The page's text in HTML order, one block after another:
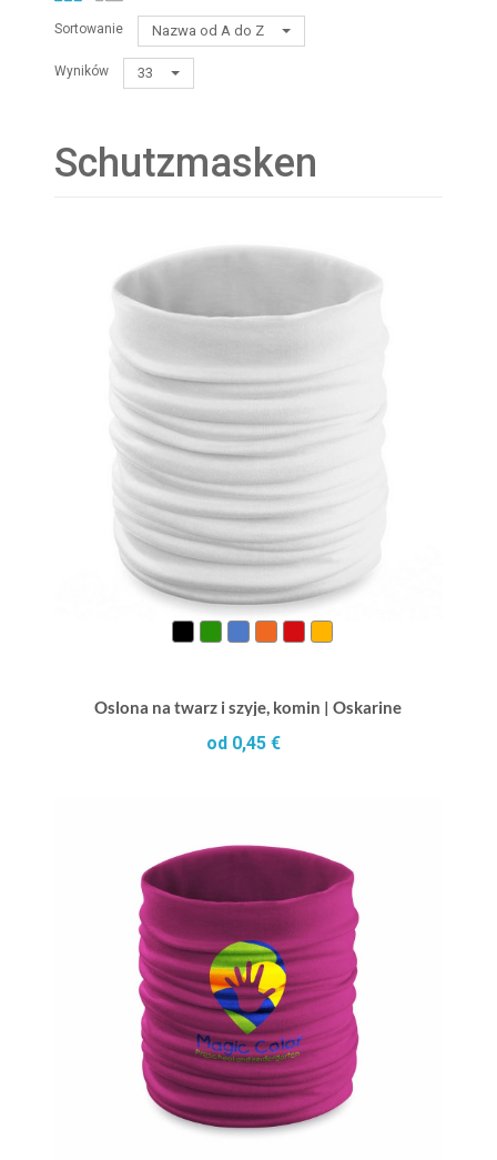
Sortowanie Nazwa od A do Z
Wyników 33
Schutzmasken
Oslona na twarz i szyje, komin | Oskarine
od 0,45 €